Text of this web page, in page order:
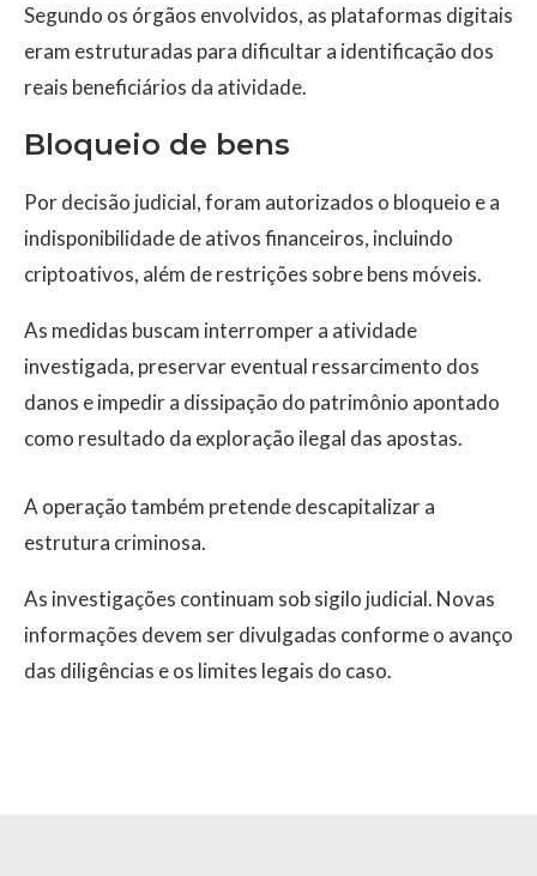
Segundo os órgãos envolvidos, as plataformas digitais
eram estruturadas para dificultar a identificação dos
reais beneficiários da atividade.
Bloqueio de bens
Por decisão judicial, foram autorizados o bloqueio e a
indisponibilidade de ativos financeiros, incluindo
criptoativos, além de restrições sobre bens móveis.
As medidas buscam interromper a atividade
investigada, preservar eventual ressarcimento dos
danos e impedir a dissipação do patrimônio apontado
como resultado da exploração ilegal das apostas.
A operação também pretende descapitalizar a
estrutura criminosa.
As investigações continuam sob sigilo judicial. Novas
informações devem ser divulgadas conforme o avanço
das diligências e os limites legais do caso.